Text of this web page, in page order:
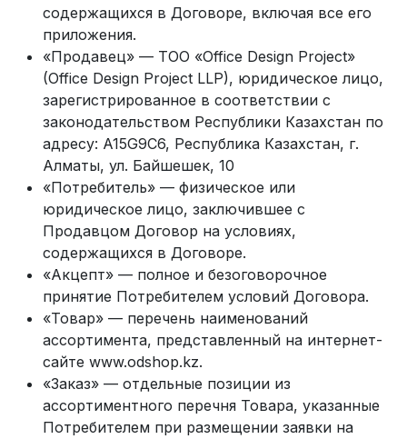
содержащихся в Договоре, включая все его
приложения.
«Продавец» — ТОО «Office Design Project»
(Office Design Project LLP), юридическое лицо,
зарегистрированное в соответствии с
законодательством Республики Казахстан по
адресу: A15G9C6, Республика Казахстан, г.
Алматы, ул. Байшешек, 10
«Потребитель» — физическое или
юридическое лицо, заключившее с
Продавцом Договор на условиях,
содержащихся в Договоре.
«Акцепт» — полное и безоговорочное
принятие Потребителем условий Договора.
«Товар» — перечень наименований
ассортимента, представленный на интернет-
сайте www.odshop.kz.
«Заказ» — отдельные позиции из
ассортиментного перечня Товара, указанные
Потребителем при размещении заявки на